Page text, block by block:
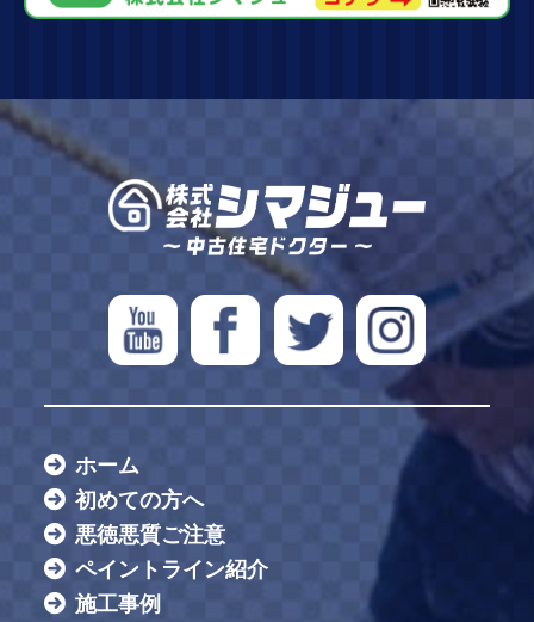
ホーム
初めての方へ
悪徳悪質ご注意
ペイントライン紹介
施工事例